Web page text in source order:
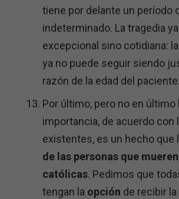
tiene por delante un período
indeterminado. La tragedia
excepcional sino cotidiana:
ya no puede seguir siendo
razón de la edad del paciente.
Por último, pero no en último
importancia, de acuerdo con
existentes, es un hecho que
de las personas que
católicas. Pedimos que
tengan la opción de recibir la